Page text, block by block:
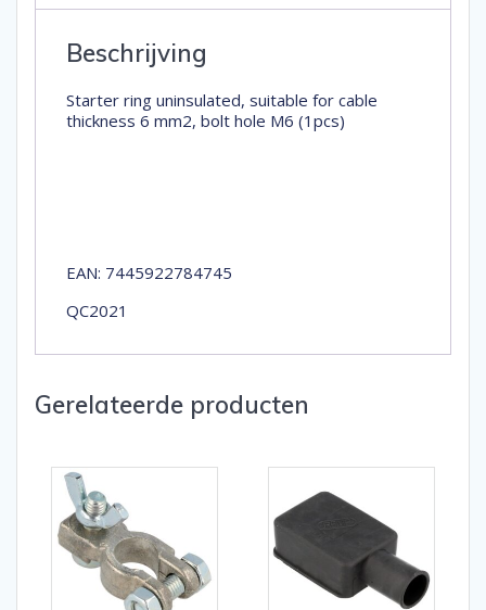
Beschrijving
Starter ring uninsulated, suitable for cable
thickness 6 mm2, bolt hole M6 (1pcs)
EAN: 7445922784745
QC2021
Gerelateerde producten